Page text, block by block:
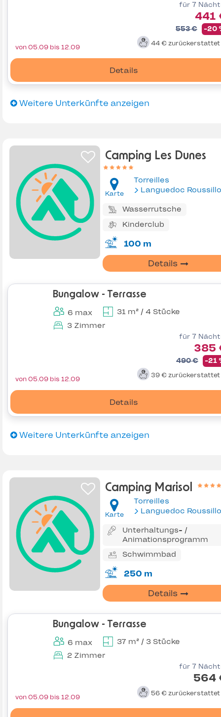
für 7
441
553 € -20
44 € zurückerstattet
Details
von 05.09 bis 12.09
Weitere Unterkünfte anzeigen
Camping Les Dunes
Karte
Torreilles
Languedoc
Wasserrutsche
Kinderclub
100 m
Details
Bungalow - Terrasse
6 max
31 m² / 4 Stücke
3 Zimmer
für 7
385
490 € -21
39 € zurückerstattet
Details
von 05.09 bis 12.09
Weitere Unterkünfte anzeigen
Camping Marisol
Karte
Torreilles
Languedoc
Unterhaltungs- /
Animationsprogramm
Schwimmbad
250 m
Details
Bungalow - Terrasse
6 max
37 m² / 3 Stücke
2 Zimmer
für 7
564
56 € zurückerstattet
von 05.09 bis 12.09